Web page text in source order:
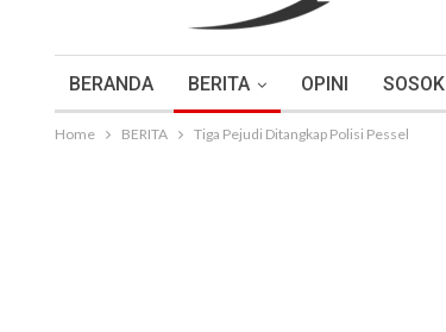
BERANDA BERITA OPINI SOSOK
Home BERITA Tiga Pejudi Ditangkap Polisi Pessel